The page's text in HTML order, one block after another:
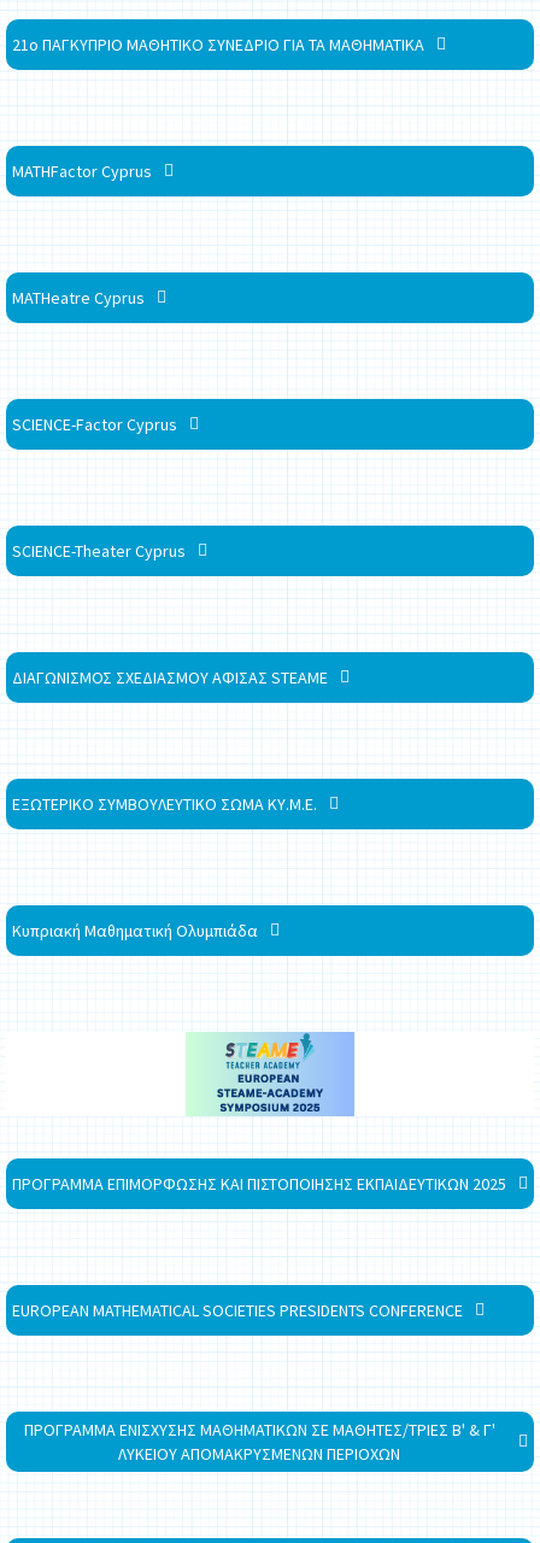
21ο ΠΑΓΚΥΠΡΙΟ ΜΑΘΗΤΙΚΟ ΣΥΝΕΔΡΙΟ ΓΙΑ ΤΑ ΜΑΘΗΜΑΤΙΚΑ
MATHFactor Cyprus
MATHeatre Cyprus
SCIENCE-Factor Cyprus
SCIENCE-Theater Cyprus
ΔΙΑΓΩΝΙΣΜΟΣ ΣΧΕΔΙΑΣΜΟΥ ΑΦΙΣΑΣ STEAME
ΕΞΩΤΕΡΙΚΟ ΣΥΜΒΟΥΛΕΥΤΙΚΟ ΣΩΜΑ ΚΥ.Μ.Ε.
Κυπριακή Μαθηματική Ολυμπιάδα
ΠΡΟΓΡΑΜΜΑ ΕΠΙΜΟΡΦΩΣΗΣ ΚΑΙ ΠΙΣΤΟΠΟΙΗΣΗΣ ΕΚΠΑΙΔΕΥΤΙΚΩΝ 2025
EUROPEAN MATHEMATICAL SOCIETIES PRESIDENTS CONFERENCE
ΠΡΟΓΡΑΜΜΑ ΕΝΙΣΧΥΣΗΣ ΜΑΘΗΜΑΤΙΚΩΝ ΣΕ ΜΑΘΗΤΕΣ/ΤΡΙΕΣ Β' & Γ'
ΛΥΚΕΙΟΥ ΑΠΟΜΑΚΡΥΣΜΕΝΩΝ ΠΕΡΙΟΧΩΝ